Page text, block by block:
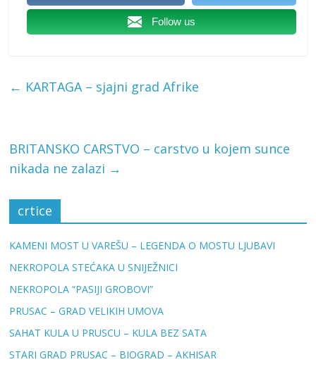
Follow us
← KARTAGA – sjajni grad Afrike
BRITANSKO CARSTVO – carstvo u kojem sunce
nikada ne zalazi →
crtice
KAMENI MOST U VAREŠU – LEGENDA O MOSTU LJUBAVI
NEKROPOLA STEĆAKA U SNIJEŽNICI
NEKROPOLA “PASIJI GROBOVI”
PRUSAC – GRAD VELIKIH UMOVA
SAHAT KULA U PRUSCU – KULA BEZ SATA
STARI GRAD PRUSAC – BIOGRAD – AKHISAR